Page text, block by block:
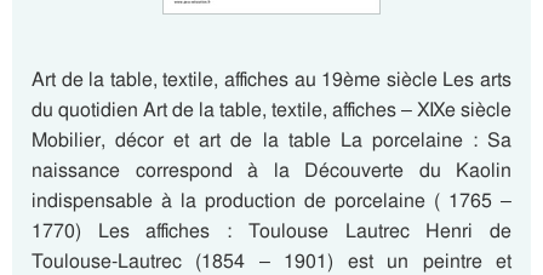
Art de la table, textile, affiches au 19ème siècle Les arts
du quotidien Art de la table, textile, affiches – XIXe siècle
Mobilier, décor et art de la table La porcelaine : Sa
naissance correspond à la Découverte du Kaolin
indispensable à la production de porcelaine ( 1765 –
1770) Les affiches : Toulouse Lautrec Henri de
Toulouse-Lautrec (1854 – 1901) est un peintre et